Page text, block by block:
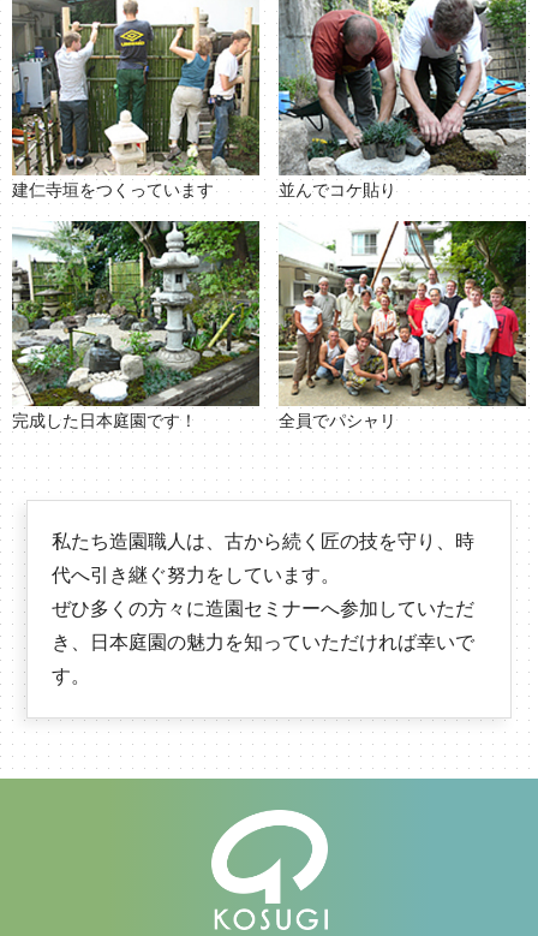
建仁寺垣をつくっています 並んでコケ貼り
完成した日本庭園です！ 全員でパシャリ
私たち造園職人は、古から続く匠の技を守り、時
代へ引き継ぐ努力をしています。
ぜひ多くの方々に造園セミナーへ参加していただ
き、日本庭園の魅力を知っていただければ幸いで
す。